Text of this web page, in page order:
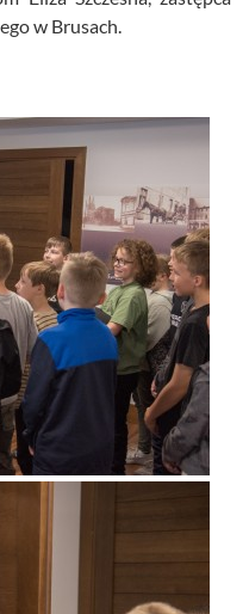
w Brusach.